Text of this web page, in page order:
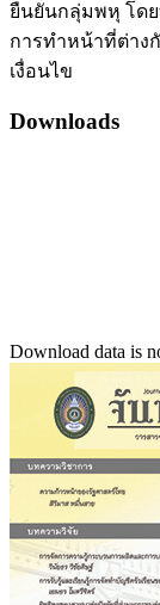
ยืนยันกลุ่มพหุ โด
การทำหน้าที่ต่าง
เงื่อนไข
Downloads
Download data is